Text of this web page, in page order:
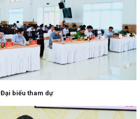
Đại biểu tham dự